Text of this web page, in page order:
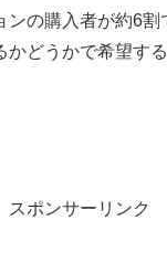
の購入者が約6割
かどうかで希望す
スポンサーリンク